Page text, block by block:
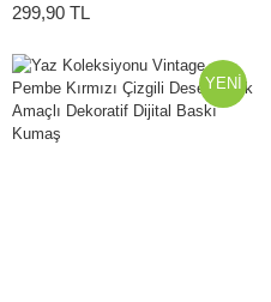
299,90 TL
YENİ